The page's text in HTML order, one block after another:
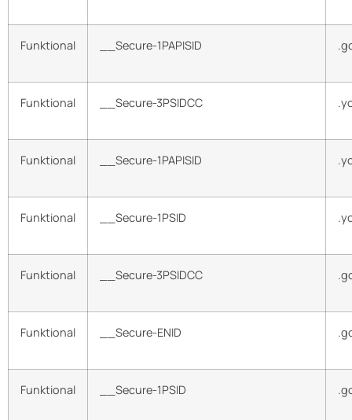
Funktional __Secure-1PAPISID
Funktional __Secure-3PSIDCC
Funktional __Secure-1PAPISID
Funktional __Secure-1PSID
Funktional __Secure-3PSIDCC
Funktional __Secure-ENID
Funktional __Secure-1PSID